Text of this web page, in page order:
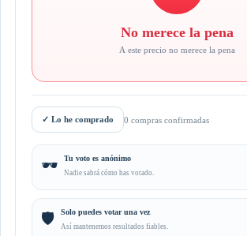
No merece la pena
A este precio no merece la pena
✓ Lo he comprado 0 compras confirmadas
🕶️ Tu voto es anónimo
Nadie sabrá cómo has votado.
🛡️ Solo puedes votar una vez
Así mantenemos resultados fiables.